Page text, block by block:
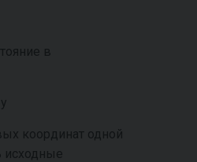
в
координат одной
исходные